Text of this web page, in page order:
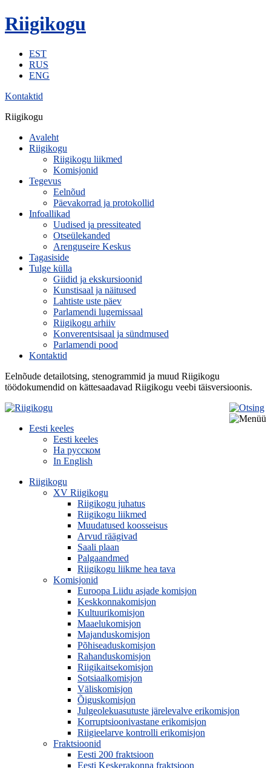
Riigikogu
EST
RUS
ENG
Kontaktid
Riigikogu
Avaleht
Riigikogu
Riigikogu liikmed
Komisjonid
Tegevus
Eelnõud
Päevakorrad ja protokollid
Infoallikad
Uudised ja pressiteated
Otseülekanded
Arenguseire Keskus
Tagasiside
Tulge külla
Giidid ja ekskursioonid
Kunstisaal ja näitused
Lahtiste uste päev
Parlamendi lugemissaal
Riigikogu arhiiv
Konverentsisaal ja sündmused
Parlamendi pood
Kontaktid
Eelnõude detailotsing, stenogrammid ja muud Riigikogu
töödokumendid on kättesaadavad Riigikogu veebi täisversioonis.
Eesti keeles
Eesti keeles
На русском
In English
Riigikogu
XV Riigikogu
Riigikogu juhatus
Riigikogu liikmed
Muudatused koosseisus
Arvud räägivad
Saali plaan
Palgaandmed
Riigikogu liikme hea tava
Komisjonid
Euroopa Liidu asjade komisjon
Keskkonnakomisjon
Kultuurikomisjon
Maaelukomisjon
Majanduskomisjon
Põhiseaduskomisjon
Rahanduskomisjon
Riigikaitsekomisjon
Sotsiaalkomisjon
Väliskomisjon
Õiguskomisjon
Julgeolekuasutuste järelevalve erikomisjon
Korruptsioonivastane erikomisjon
Riigieelarve kontrolli erikomisjon
Fraktsioonid
Eesti 200 fraktsioon
Eesti Keskerakonna fraktsioon